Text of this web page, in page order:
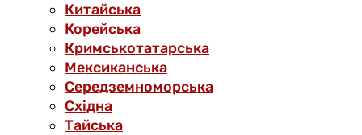
Китайська
Корейська
Кримськотатарська
Мексиканська
Середземноморська
Східна
Тайська